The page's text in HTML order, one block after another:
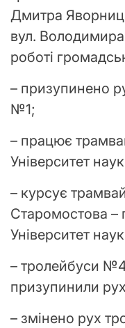
Дмитра
вул.
роботі
– призупинено
№1;
– працює
Університет
– курсує
Старомостова –
Університет
– тролейбуси
призупинили
– змінено рух